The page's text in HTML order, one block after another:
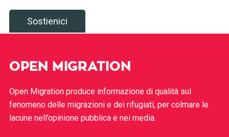
Sostienici
OPEN MIGRATION
Open Migration produce informazione di qualità sul
fenomeno delle migrazioni e dei rifugiati, per colmare le
lacune nell’opinione pubblica e nei media.